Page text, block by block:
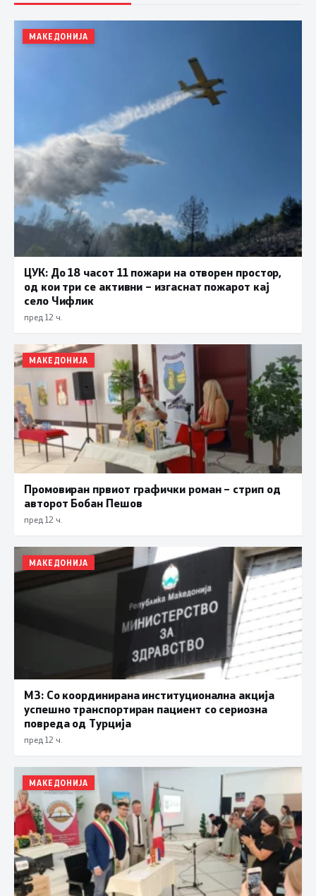
МАКЕДОНИЈА
ЦУК: До 18 часот 11 пожари на отворен простор,
од кои три се активни – изгаснат пожарот кај
село Чифлик
пред 12 ч.
МАКЕДОНИЈА
Промовиран првиот графички роман – стрип од
авторот Бобан Пешов
пред 12 ч.
МАКЕДОНИЈА
МЗ: Со координирана институционална акција
успешно транспортиран пациент со сериозна
повреда од Турција
пред 12 ч.
МАКЕДОНИЈА